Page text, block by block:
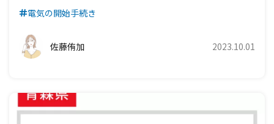
電気の開始手続き
佐藤侑加 2023.10.01